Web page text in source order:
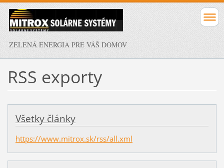
ZELENÁ ENERGIA PRE VÁŠ DOMOV
RSS exporty
Všetky články
https://www.mitrox.sk/rss/all.xml